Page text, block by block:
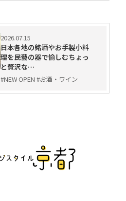
2026.07.15
日本各地の銘酒やお手製小料
理を民藝の器で愉しむちょっ
と贅沢な…
#NEW OPEN #お酒・ワイン